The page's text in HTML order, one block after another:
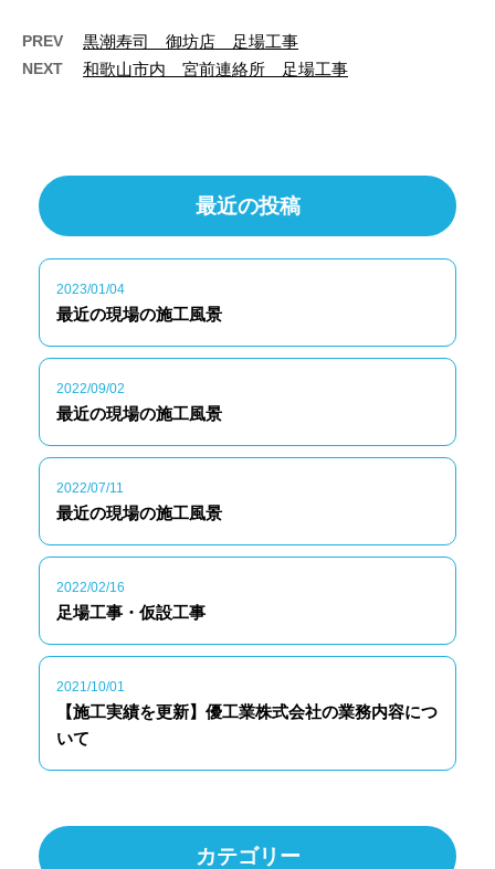
PREV 黒潮寿司 御坊店 足場工事
NEXT 和歌山市内 宮前連絡所 足場工事
最近の投稿
2023/01/04
最近の現場の施工風景
2022/09/02
最近の現場の施工風景
2022/07/11
最近の現場の施工風景
2022/02/16
足場工事・仮設工事
2021/10/01
【施工実績を更新】優工業株式会社の業務内容につ
いて
カテゴリー